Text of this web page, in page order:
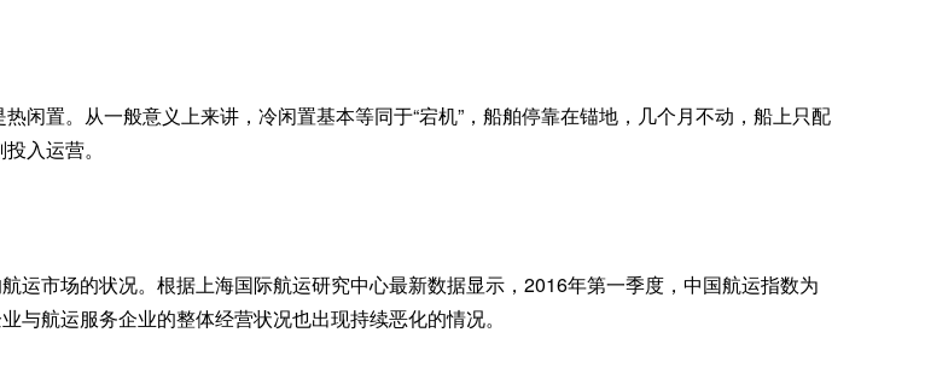
闲置。从一般意义上来讲，冷闲置基本等同于“宕机”，船舶停靠在锚地，几个月不动，船上只配
入运营。
运市场的状况。根据上海国际航运研究中心最新数据显示，2016年第一季度，中国航运指数为
航运服务企业的整体经营状况也出现持续恶化的情况。